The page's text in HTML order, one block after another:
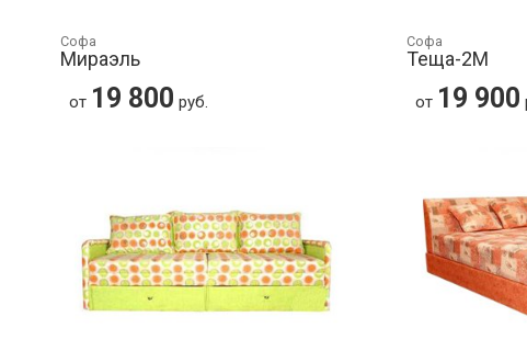
Софа
Мираэль
от 19 800 руб.
Софа
Теща-2М
от 19 900